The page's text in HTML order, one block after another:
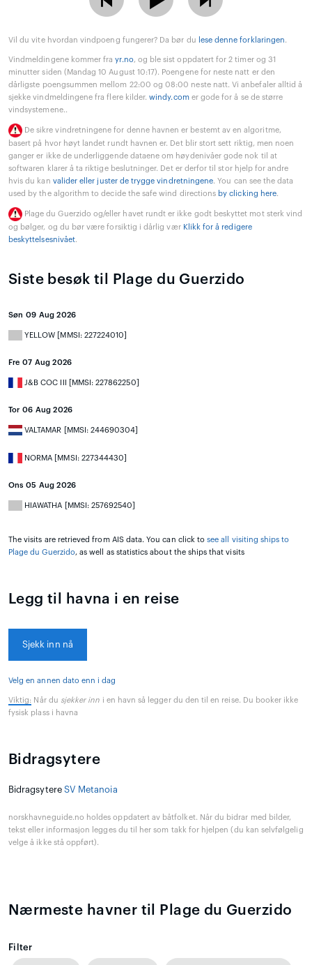
Vil du vite hvordan vindpoeng fungerer? Da bør du lese denne forklaringen.
Vindmeldingene kommer frayr.no, og ble sist oppdatert for 2 timer og 31
minutter siden (Mandag 10 August 10:17). Poengene for neste natt er den
dårligste poengsummen mellom 22:00 og 08:00 neste natt. Vi anbefaler alltid å
sjekke vindmeldingene fra flere kilder.windy.comer gode for å se de større
vindsystemene..
De sikre vindretningene for denne havnen er bestemt av en algoritme,
basert på hvor høyt landet rundt havnen er. Det blir stort sett riktig, men noen
ganger er ikke de underliggende dataene om høydenivåer gode nok til at
softwaren klarer å ta riktige beslutninger. Det er derfor til stor hjelp for andre
hvis du kan valider eller juster de trygge vindretningene. You can see the data
used by the algorithm to decide the safe wind directions by clicking here.
Plage du Guerzido og/eller havet rundt er ikke godt beskyttet mot sterk vind
og bølger, og du bør være forsiktig i dårlig vær Klikk for å redigere
beskyttelsesnivået.
Siste besøk til Plage du Guerzido
Søn 09 Aug 2026
YELLOW [MMSI: 227224010]
Fre 07 Aug 2026
J&B COC III [MMSI: 227862250]
Tor 06 Aug 2026
VALTAMAR [MMSI: 244690304]
NORMA [MMSI: 227344430]
Ons 05 Aug 2026
HIAWATHA [MMSI: 257692540]
The visits are retrieved from AIS data. You can click tosee all visiting ships to
Plage du Guerzido, as well as statistics about the ships that visits
Legg til havna i en reise
Sjekk inn nå
Velg en annen dato enn i dag
Viktig: Når du sjekker inn i en havn så legger du den til en reise. Du booker ikke
fysisk plass i havna
Bidragsytere
Bidragsytere SV Metanoia
norskhavneguide.no holdes oppdatert av båtfolket. Når du bidrar med bilder,
tekst eller informasjon legges du til her som takk for hjelpen (du kan selvfølgelig
velge å ikke stå oppført).
Nærmeste havner til Plage du Guerzido
Filter